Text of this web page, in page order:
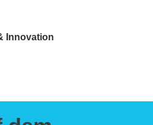
Innovation